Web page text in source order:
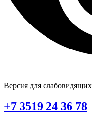
Версия для слабовидящих
+7 3519 24 36 78